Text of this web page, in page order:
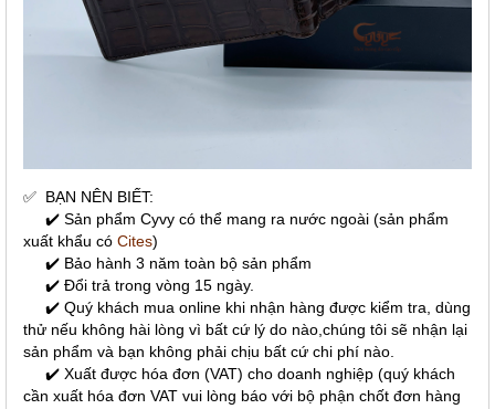
✅ BẠN NÊN BIẾT:
✔️ Sản phẩm Cyvy có thể mang ra nước ngoài (sản phẩm
xuất khẩu có Cites)
✔️ Bảo hành 3 năm toàn bộ sản phẩm
✔️ Đổi trả trong vòng 15 ngày.
✔️ Quý khách mua online khi nhận hàng được kiểm tra, dùng
thử nếu không hài lòng vì bất cứ lý do nào,chúng tôi sẽ nhận lại
sản phẩm và bạn không phải chịu bất cứ chi phí nào.
✔️ Xuất được hóa đơn (VAT) cho doanh nghiệp (quý khách
cần xuất hóa đơn VAT vui lòng báo với bộ phận chốt đơn hàng